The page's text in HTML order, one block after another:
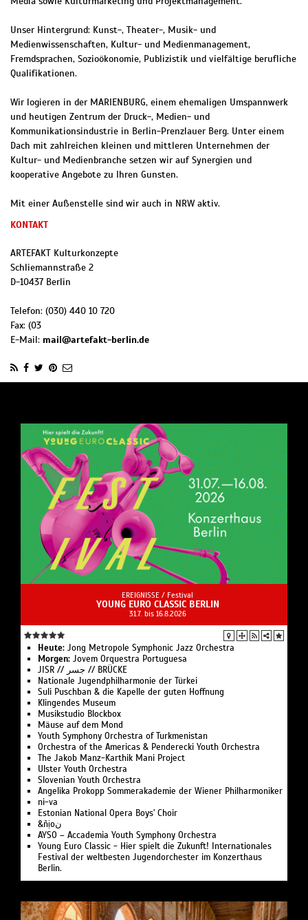
Unser Hintergrund: Kunst-, Theater-, Musik- und
Medienwissenschaften, Kultur- und Medienmanagement,
Fremdsprachen, Sozioökonomie, Publizistik und vielfältige berufliche
Qualifikationen.
Wir logieren in der MARIENBURG, einem ehemaligen Umspannwerk
und heutigen Zentrum der Druck-, Medien- und
Kommunikationsindustrie in Berlin-Prenzlauer Berg. Unter einem
Dach mit zahlreichen kleinen und mittleren Unternehmen der
Kultur- und Medienbranche setzen wir auf Synergien und
kooperative Angebote zu Ihren Gunsten.
Mit einer Außenstelle sind wir auch in NRW aktiv.
KONTAKT
ARTEFAKT Kulturkonzepte
Schliemannstraße 2
D-10437 Berlin
Telefon: (030) 440 10 720
Fax: (03
E-Mail: mail@artefakt-berlin.de
EREIGNISSE / Festival
YOUNG EURO CLASSIC BERLIN
31.7. bis 16.8.2026
Heute: Jong Metro­pole Sym­phonic Jazz Or­chestra
Morgen: Jovem Orques­tra Portuguesa
JISR // جسر // BRÜCKE
Nationale Jugend­philharmonie der Türkei
Suli Pusch­ban & die Ka­pelle der gu­ten Hoff­nung
Klingendes Museum
Musikstudio Blockbox
Mäuse auf dem Mond
Youth Symphony Orchestra of Turk­menistan
Or­ches­tra of the Ameri­cas & Pen­de­recki Youth Orchestra
The Jakob Manz-Karthik Mani Project
Ulster Youth Or­chestra
Slo­ve­ni­an Youth Orchestra
Angelika Pro­kopp Som­mer­akademie der Wiener Philharmoniker
ni-va
Estonian National Opera Boys' Choir
&ñịoن
AYSO – Accademia Youth Symphony Orchestra
Young Euro Classic - Hier spielt die Zukunft! Internationales
Festival der weltbesten Jugendorchester im Konzerthaus
Berlin.